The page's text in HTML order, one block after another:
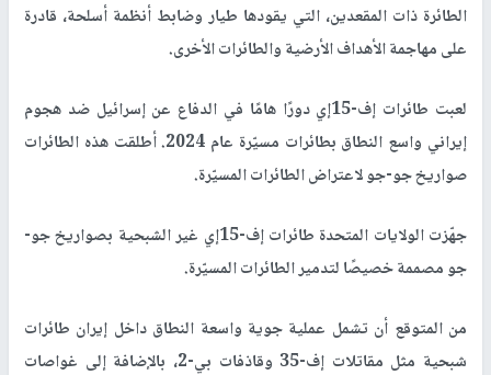
الطائرة ذات المقعدين، التي يقودها طيار وضابط أنظمة أسلحة، قادرة
على مهاجمة الأهداف الأرضية والطائرات الأخرى.
لعبت طائرات إف-15إي دورًا هامًا في الدفاع عن إسرائيل ضد هجوم
إيراني واسع النطاق بطائرات مسيّرة عام 2024. أطلقت هذه الطائرات
صواريخ جو-جو لاعتراض الطائرات المسيّرة.
جهّزت الولايات المتحدة طائرات إف-15إي غير الشبحية بصواريخ جو-
جو مصممة خصيصًا لتدمير الطائرات المسيّرة.
من المتوقع أن تشمل عملية جوية واسعة النطاق داخل إيران طائرات
شبحية مثل مقاتلات إف-35 وقاذفات بي-2، بالإضافة إلى غواصات